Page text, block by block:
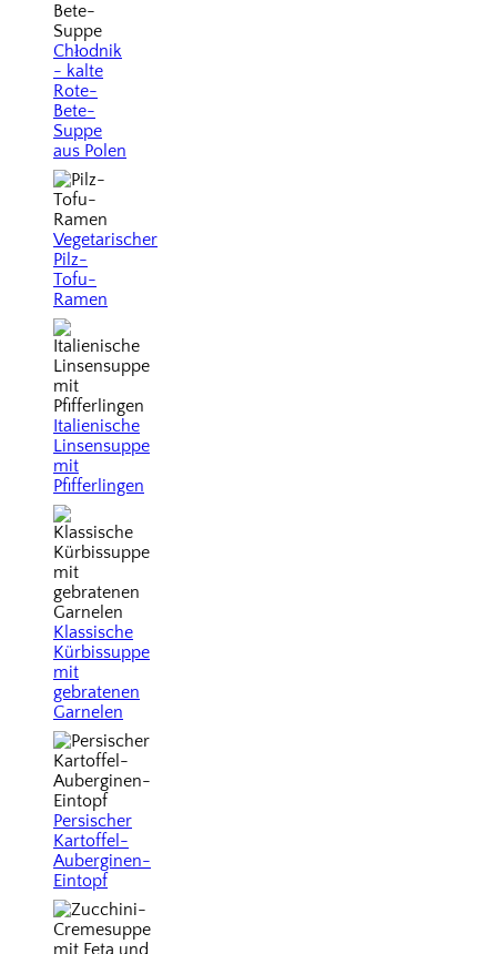
Chłodnik
- kalte
Rote-
Bete-
Suppe
aus Polen
Vegetarischer
Pilz-
Tofu-
Ramen
Italienische
Linsensuppe
mit
Pfifferlingen
Klassische
Kürbissuppe
mit
gebratenen
Garnelen
Persischer
Kartoffel-
Auberginen-
Eintopf